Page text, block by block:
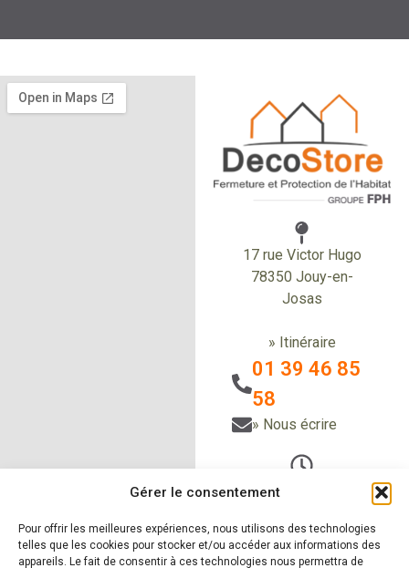
Gérer le consentement
Pour offrir les meilleures expériences, nous utilisons des technologies
telles que les cookies pour stocker et/ou accéder aux informations des
appareils. Le fait de consentir à ces technologies nous permettra de
17 rue Victor Hugo
78350 Jouy-en-
Josas
» Itinéraire
01 39 46 85
58
» Nous écrire
Du Lundi au vendredi
et de 14h à 18h
Le samedi sur RDV